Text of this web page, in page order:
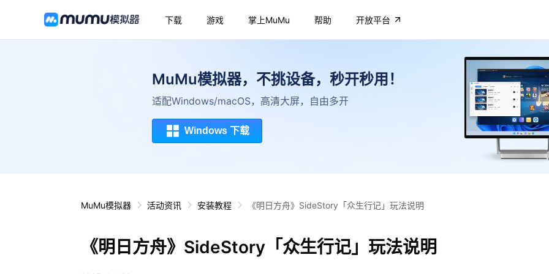
下载 游戏 掌上MuMu 帮助 开放平台
MuMu模拟器，不挑设备，秒开秒用！
适配Windows/macOS，高清大屏，自由多开
Windows 下载
MuMu模拟器 活动资讯 安装教程 《明日方舟》SideStory「众生行记」玩法说明
《明日方舟》SideStory「众生行记」玩法说明